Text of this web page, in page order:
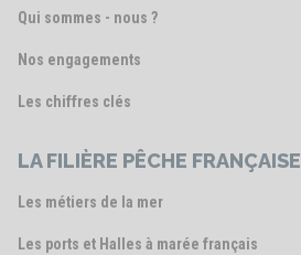
Qui sommes - nous ?
Nos engagements
Les chiffres clés
LA FILIÈRE PÊCHE FRANÇAISE
Les métiers de la mer
Les ports et Halles à marée français